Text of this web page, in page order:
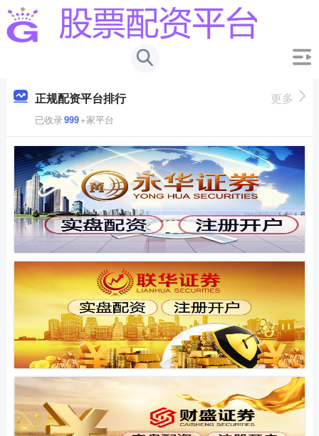
正规配资平台排行
已收录999+家平台
更多